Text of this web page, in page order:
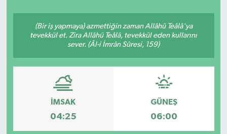
(Bir iş yapmaya) azmettiğin zaman Allâhü Teâlâ'ya
tevekkül et. Zira Allâhü Teâlâ, tevekkül eden kullarını
sever. (Âl-i İmrân Sûresi, 159)
İMSAK
04:25
GÜNEŞ
06:00
Dış Haberler
EĞİTİM
EKONOMİ